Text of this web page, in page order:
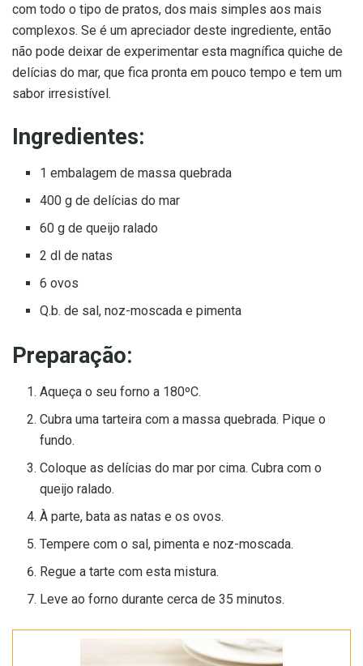
com todo o tipo de pratos, dos mais simples aos mais
complexos. Se é um apreciador deste ingrediente, então
não pode deixar de experimentar esta magnífica quiche de
delícias do mar, que fica pronta em pouco tempo e tem um
sabor irresistível.
Ingredientes:
1 embalagem de massa quebrada
400 g de delícias do mar
60 g de queijo ralado
2 dl de natas
6 ovos
Q.b. de sal, noz-moscada e pimenta
Preparação:
Aqueça o seu forno a 180ºC.
Cubra uma tarteira com a massa quebrada. Pique o
fundo.
Coloque as delícias do mar por cima. Cubra com o
queijo ralado.
À parte, bata as natas e os ovos.
Tempere com o sal, pimenta e noz-moscada.
Regue a tarte com esta mistura.
Leve ao forno durante cerca de 35 minutos.